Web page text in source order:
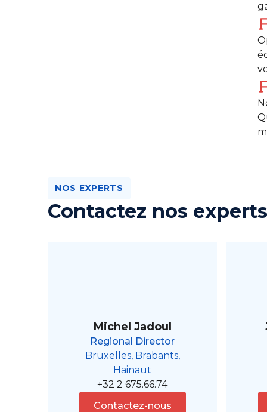
NOS EXPERTS
Contactez nos experts
Michel Jadoul
Regional Director
Bruxelles, Brabants,
Hainaut
+32 2 675.66.74
Contactez-nous